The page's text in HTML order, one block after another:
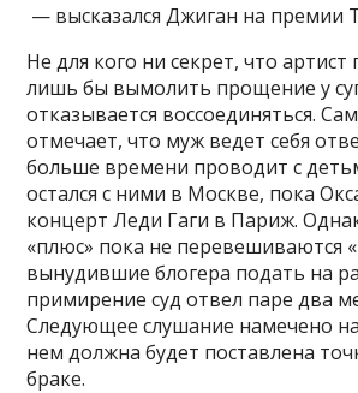
— высказался Джиган на премии
Не для кого ни секрет, что артист
лишь бы вымолить прощение у
отказывается воссоединяться.
отмечает, что муж ведет себя
больше времени проводит с
остался с ними в Москве, пока
концерт Леди Гаги в Париж.
«плюс» пока не перевешиваются
вынудившие блогера подать на
примирение суд отвел паре два
Следующее слушание намечено
нем должна будет поставлена
браке.